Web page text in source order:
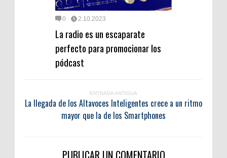
0 2.10.2023
La radio es un escaparate
perfecto para promocionar los
pódcast
ENTRADA ANTIGUA
La llegada de los Altavoces Inteligentes crece a un ritmo
mayor que la de los Smartphones
PUBLICAR UN COMENTARIO